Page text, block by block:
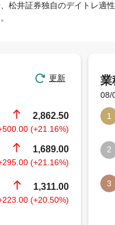
松井証券独自のデイトレ適性